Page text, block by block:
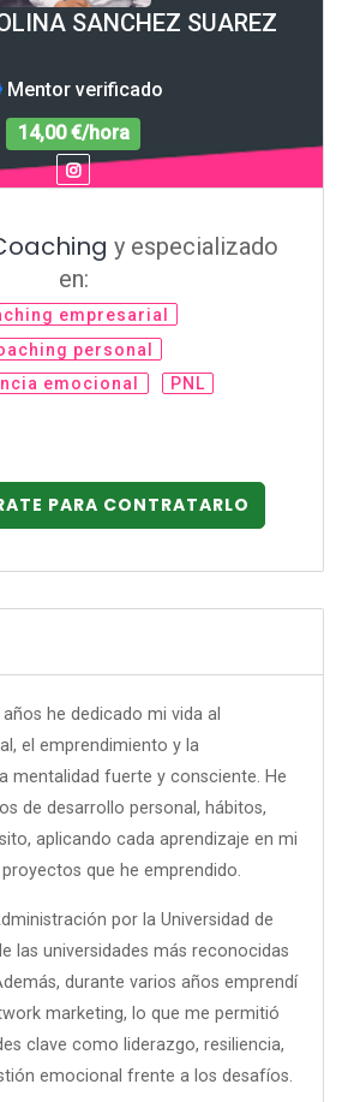
SANCHEZ SUAREZ
Mentor verificado
14,00 €/hora
y especializado
en:
empresarial
personal
emocional
PNL
PARA CONTRATARLO
he dedicado mi vida al
el emprendimiento y la
mentalidad fuerte y consciente. He
de desarrollo personal, hábitos,
aplicando cada aprendizaje en mi
que he emprendido.
por la Universidad de
las universidades más reconocidas
durante varios años emprendí
marketing, lo que me permitió
clave como liderazgo, resiliencia,
emocional frente a los desafíos.